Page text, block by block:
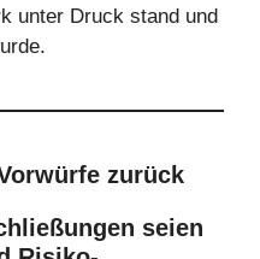
unter Druck stand und
zurück
seien